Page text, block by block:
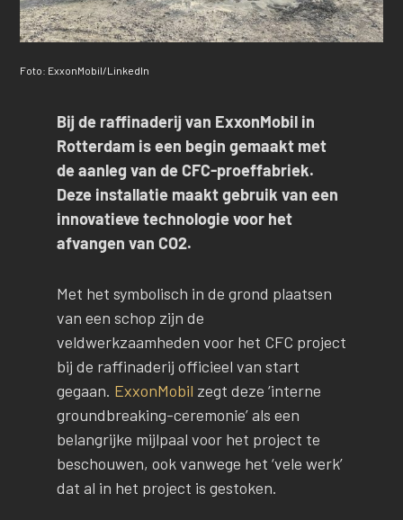
Foto: ExxonMobil/LinkedIn
Bij de raffinaderij van ExxonMobil in
Rotterdam is een begin gemaakt met
de aanleg van de CFC-proeffabriek.
Deze installatie maakt gebruik van een
innovatieve technologie voor het
afvangen van CO2.
Met het symbolisch in de grond plaatsen
van een schop zijn de
veldwerkzaamheden voor het CFC project
bij de raffinaderij officieel van start
gegaan. ExxonMobil zegt deze ‘interne
groundbreaking-ceremonie’ als een
belangrijke mijlpaal voor het project te
beschouwen, ook vanwege het ‘vele werk’
dat al in het project is gestoken.